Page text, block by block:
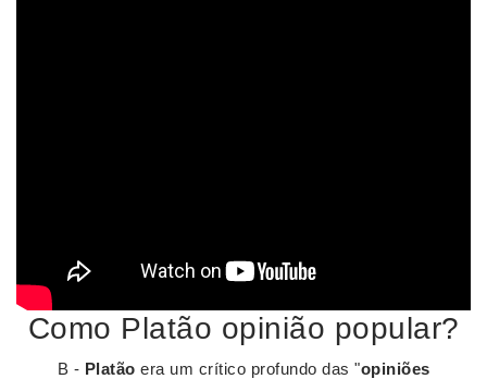
Como Platão opinião popular?
B - Platão era um crítico profundo das "opiniões